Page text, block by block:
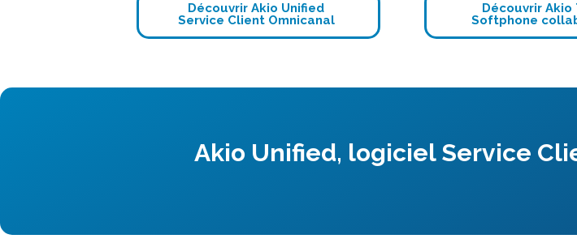
Découvrir Akio Unified
Service Client Omnicanal
Découvrir Akio
Softphone
Akio Unified, logiciel Service